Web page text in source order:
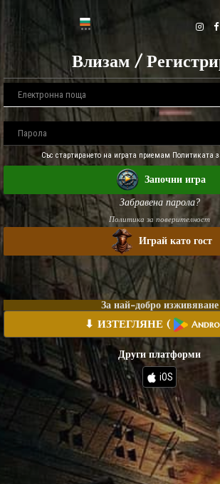
Влизам /
Със стартирането на играта приемам Политиката
Започни игра
Забравена парола?
Политика за поверителност
Играй като гост
За най-добро изживяване
⬇ ИЗТЕГЛЯНЕ (
Други платформи
iOS